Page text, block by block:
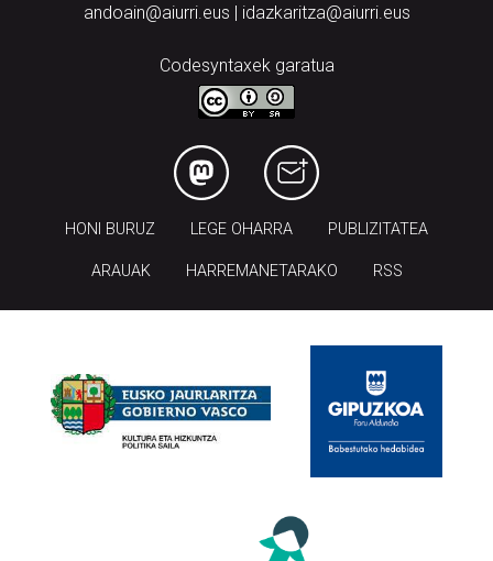
andoain@aiurri.eus | idazkaritza@aiurri.eus
Codesyntaxek garatua
HONI BURUZ LEGE OHARRA PUBLIZITATEA
ARAUAK HARREMANETARAKO RSS